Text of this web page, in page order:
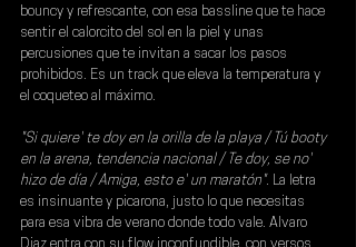
bouncy y refrescante, con esa bassline que te hace
sentir el calorcito del sol en la piel y unas
percusiones que te invitan a sacar los pasos
prohibidos. Es un track que eleva la temperatura y
el coqueteo al máximo.
"Si quiere' te doy en la orilla de la playa / Tú booty
en la arena, tendencia nacional / Te doy, se no'
hizo de día / Amiga, esto e' un maratón". La letra
es insinuante y picarona, justo lo que necesitas
para esa vibra de verano donde todo vale. Alvaro